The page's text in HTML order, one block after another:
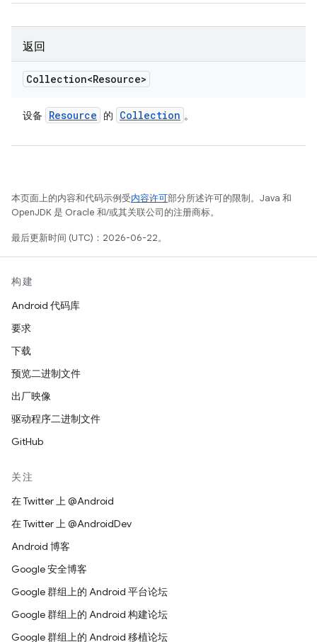
返回
Collection<Resource>
设备 Resource 的 Collection 。
本页面上的内容和代码示例受内容许可部分所述许可的限制。Java 和
OpenJDK 是 Oracle 和/或其关联公司的注册商标。
最后更新时间 (UTC)：2026-06-22。
构建
Android 代码库
要求
下载
预览二进制文件
出厂映像
驱动程序二进制文件
GitHub
关注
在 Twitter 上 @Android
在 Twitter 上 @AndroidDev
Android 博客
Google 安全博客
Google 群组上的 Android 平台论坛
Google 群组上的 Android 构建论坛
Google 群组上的 Android 移植论坛